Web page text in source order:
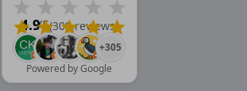
4.9/5(309 reviews)
+305
Powered by Google